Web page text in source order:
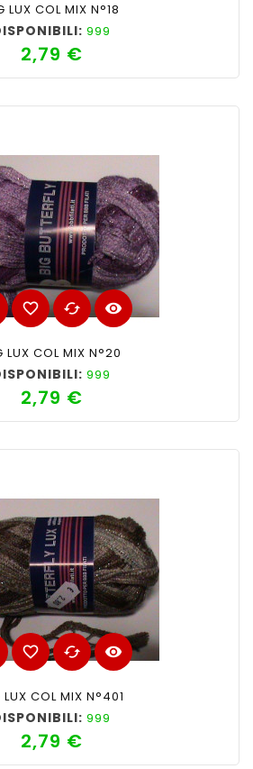
LUX COL MIX N°18
999
2,79 €Prezzo
favorite_border cached visibility
LUX COL MIX N°20
999
2,79 €Prezzo
favorite_border cached visibility
LUX COL MIX N°401
999
2,79 €Prezzo